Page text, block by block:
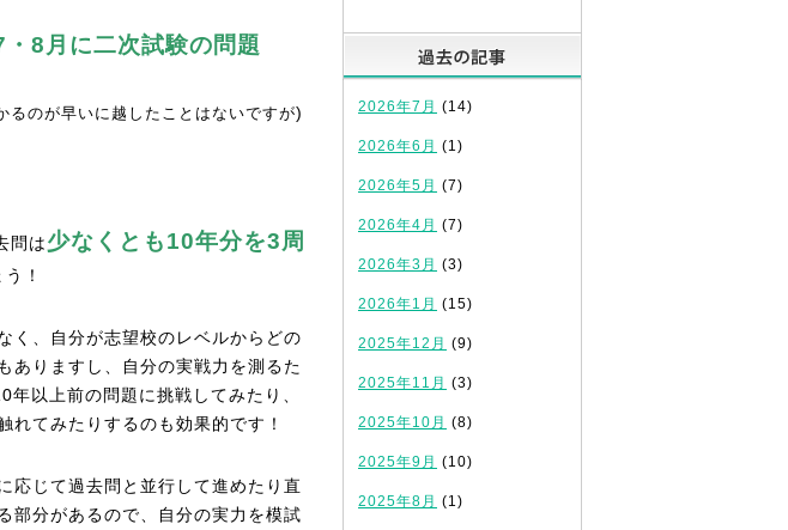
8月に二次試験の問題
るのが早いに越したことはないですが)
問は少なくとも10年分を3周
！
く、自分が志望校のレベルからどの
ありますし、自分の実戦力を測るた
以上前の問題に挑戦してみたり、
れてみたりするのも効果的です！
応じて過去問と並行して進めたり直
部分があるので、自分の実力を模試
2026年7月 (14)
2026年6月 (1)
2026年5月 (7)
2026年4月 (7)
2026年3月 (3)
2026年1月 (15)
2025年12月 (9)
2025年11月 (3)
2025年10月 (8)
2025年9月 (10)
2025年8月 (1)